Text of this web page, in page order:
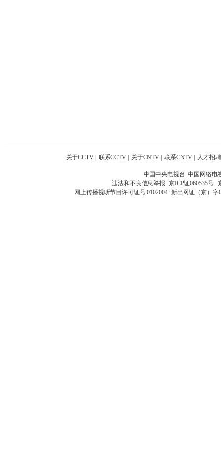
关于CCTV 联系CCTV 关于CNTV 联系CNTV 人才招聘
中国中央电视台 中国网络电
违法和不良信息举报 京ICP证060535号
网上传播视听节目许可证号 0102004 新出网证（京）